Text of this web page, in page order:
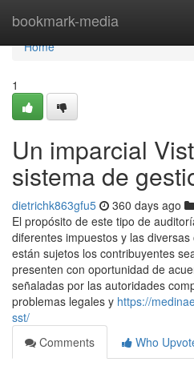
bookmark-media
Home
Home
1
Un imparcial
sistema de
dietrichk863gfu5 360 days ago
El propósito de este tipo de
diferentes impuestos y las
están sujetos los contribuyentes
presenten con oportunidad de
señaladas por las autoridades
problemas legales y https://
sst/
Comments
Who